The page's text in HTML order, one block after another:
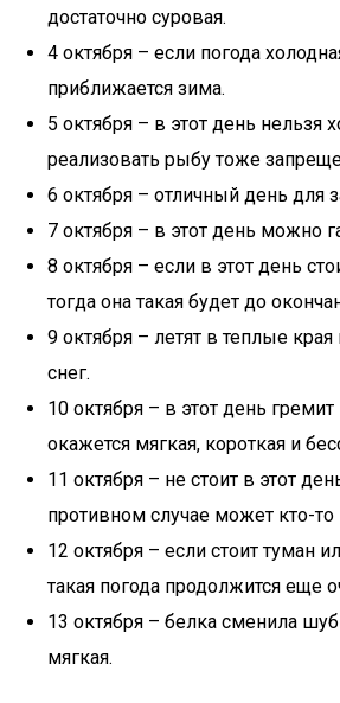
достаточно суровая.
4 октября – если погода
приближается зима.
5 октября – в этот день нельзя
реализовать рыбу тоже
6 октября – отличный день для
7 октября – в этот день можно
8 октября – если в этот день
тогда она такая будет до
9 октября – летят в теплые
снег.
10 октября – в этот день
окажется мягкая, короткая и
11 октября – не стоит в этот
противном случае может кто-то
12 октября – если стоит туман
такая погода продолжится еще
13 октября – белка сменила
мягкая.